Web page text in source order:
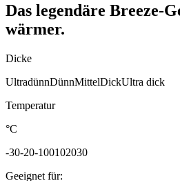
Das legendäre Breeze-
wärmer.
Dicke
UltradünnDünnMittelDickUltra dick
Temperatur
°C
-30-20-100102030
Geeignet für: